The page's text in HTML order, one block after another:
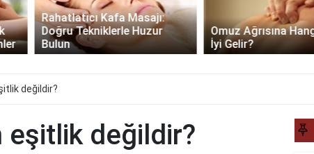
Rahatlatıcı Kafa Masajı:
Doğru Tekniklerle Huzur
Bulun
Omuz Ağrısına Hangi
İyi Gelir?
değildir?
eşitlik değildir?